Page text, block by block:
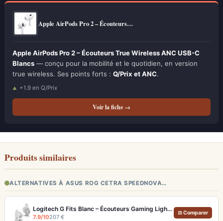
Apple AirPods Pro 2 – Écouteurs…
Apple AirPods Pro 2 – Écouteurs True Wireless ANC USB-C
Blancs — conçu pour la mobilité et le quotidien, en version
true wireless. Ses points forts : Q/Prix et ANC.
+1.9 en Q/Prix
Voir la fiche →
Produits similaires
ALTERNATIVES À ASUS ROG CETRA SPEEDNOVA…
Logitech G Fits Blanc – Écouteurs Gaming Lightform Moulage UV LIGHTSPEED
7.9/10207 €
⚖ Comparer